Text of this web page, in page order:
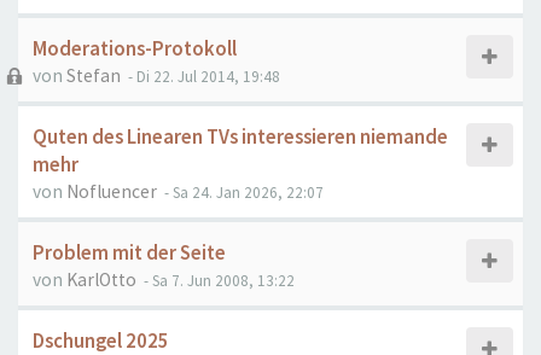
Moderations-Protokoll
von Stefan - Di 22. Jul 2014, 19:48
Quten des Linearen TVs interessieren niemande
mehr
von Nofluencer - Sa 24. Jan 2026, 22:07
Problem mit der Seite
von KarlOtto - Sa 7. Jun 2008, 13:22
Dschungel 2025